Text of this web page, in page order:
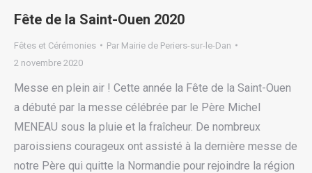
Fête de la Saint-Ouen 2020
Fêtes et Cérémonies Par Mairie de Periers-sur-le-Dan
2 novembre 2020
Messe en plein air ! Cette année la Fête de la Saint-Ouen
a débuté par la messe célébrée par le Père Michel
MENEAU sous la pluie et la fraîcheur. De nombreux
paroissiens courageux ont assisté à la dernière messe de
notre Père qui quitte la Normandie pour rejoindre la région